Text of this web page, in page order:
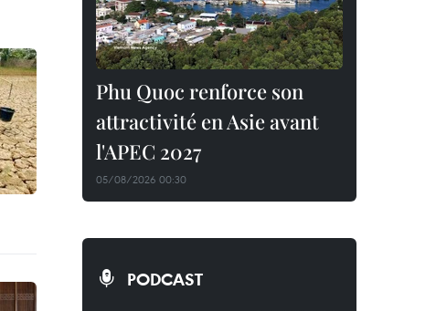
Phu Quoc renforce son
attractivité en Asie avant
l'APEC 2027
05/08/2026 00:30
PODCAST